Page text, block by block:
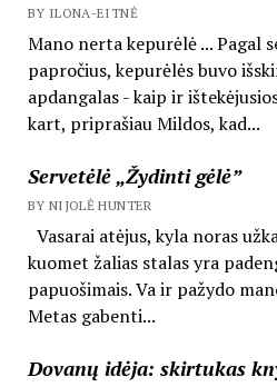
BY ILONA-EITNĖ
Mano nerta kepurėlė ... Pagal
papročius, kepurėlės buvo
apdangalas - kaip ir
kart, priprašiau Mildos, kad...
Servetėlė „Žydinti gėlė”
BY NIJOLĖ HUNTER
Vasarai atėjus, kyla noras
kuomet žalias stalas yra
papuošimais. Va ir pažydo
Metas gabenti...
Dovanų idėja: skirtukas